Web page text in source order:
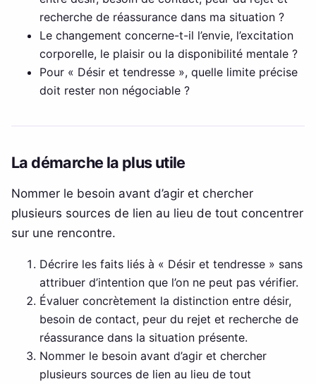
recherche de réassurance dans ma situation ?
Le changement concerne-t-il l’envie, l’excitation
corporelle, le plaisir ou la disponibilité mentale ?
Pour « Désir et tendresse », quelle limite précise
doit rester non négociable ?
La démarche la plus utile
Nommer le besoin avant d’agir et chercher
plusieurs sources de lien au lieu de tout concentrer
sur une rencontre.
Décrire les faits liés à « Désir et tendresse » sans
attribuer d’intention que l’on ne peut pas vérifier.
Évaluer concrètement la distinction entre désir,
besoin de contact, peur du rejet et recherche de
réassurance dans la situation présente.
Nommer le besoin avant d’agir et chercher
plusieurs sources de lien au lieu de tout